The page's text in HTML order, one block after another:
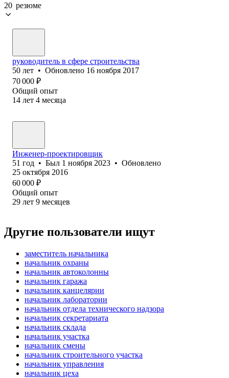
20 резюме
руководитель в сфере строительства
50 лет • Обновлено 16 ноября 2017
70 000 ₽
Общий опыт
14 лет 4 месяца
Инженер-проектировщик
51 год • Был 1 ноября 2023 • Обновлено
25 октября 2016
60 000 ₽
Общий опыт
29 лет 9 месяцев
Другие пользователи ищут
заместитель начальника
начальник охраны
начальник автоколонны
начальник гаража
начальник канцелярии
начальник лаборатории
начальник отдела технического надзора
начальник секретариата
начальник склада
начальник участка
начальник смены
начальник строительного участка
начальник управления
начальник цеха